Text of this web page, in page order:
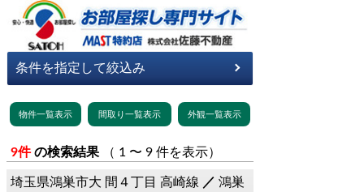
9件 の検索結果 （ 1 〜 9 件を表示）
埼玉県鴻巣市大 間４丁目 高崎線
鴻巣